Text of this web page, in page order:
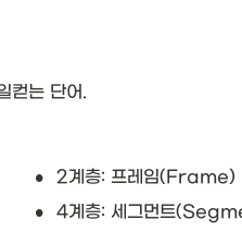
컫는 단어.
• 2계층: 프레임(Frame)
• 4계층: 세그먼트